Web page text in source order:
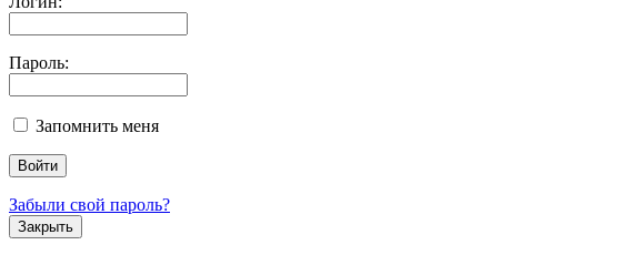
Пароль:
Запомнить меня
Забыли свой пароль?
Закрыть